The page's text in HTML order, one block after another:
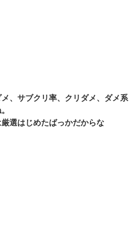
、サブクリ率、クリダメ、ダメ系
選はじめたばっかだからな